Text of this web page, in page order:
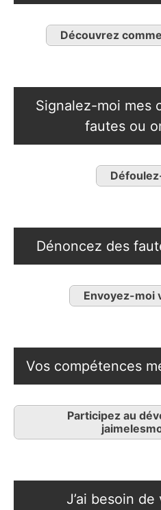
Découvrez
Signalez-moi mes
fautes ou
Dénoncez des
Envoyez-moi
Vos compétences
Participez au
J’ai besoin